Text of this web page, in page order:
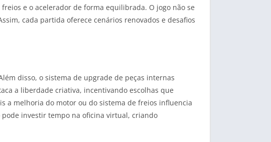
e o acelerador de forma equilibrada. O jogo não se
cada partida oferece cenários renovados e desafios
disso, o sistema de upgrade de peças internas
a liberdade criativa, incentivando escolhas que
a melhoria do motor ou do sistema de freios influencia
investir tempo na oficina virtual, criando